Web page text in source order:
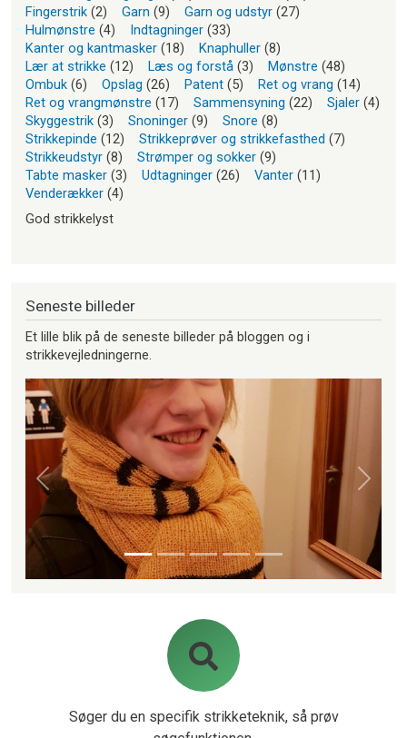
Fingerstrik (2) Garn (9) Garn og udstyr (27)
Hulmønstre (4) Indtagninger (33)
Kanter og kantmasker (18) Knaphuller (8)
Lær at strikke (12) Læs og forstå (3) Mønstre (48)
Ombuk (6) Opslag (26) Patent (5) Ret og vrang (14)
Ret og vrangmønstre (17) Sammensyning (22) Sjaler (4)
Skyggestrik (3) Snoninger (9) Snore (8)
Strikkepinde (12) Strikkeprøver og strikkefasthed (7)
Strikkeudstyr (8) Strømper og sokker (9)
Tabte masker (3) Udtagninger (26) Vanter (11)
Venderækker (4)
God strikkelyst
Seneste billeder
Et lille blik på de seneste billeder på bloggen og i
strikkevejledningerne.
Forrige Næste
Søger du en specifik strikketeknik, så prøv